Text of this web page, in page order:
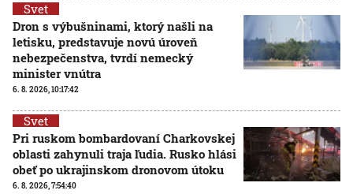
Svet
Dron s výbušninami, ktorý našli na
letisku, predstavuje novú úroveň
nebezpečenstva, tvrdí nemecký
minister vnútra
6. 8. 2026, 10:17:42
Svet
Pri ruskom bombardovaní Charkovskej
oblasti zahynuli traja ľudia. Rusko hlási
obeť po ukrajinskom dronovom útoku
6. 8. 2026, 7:54:40